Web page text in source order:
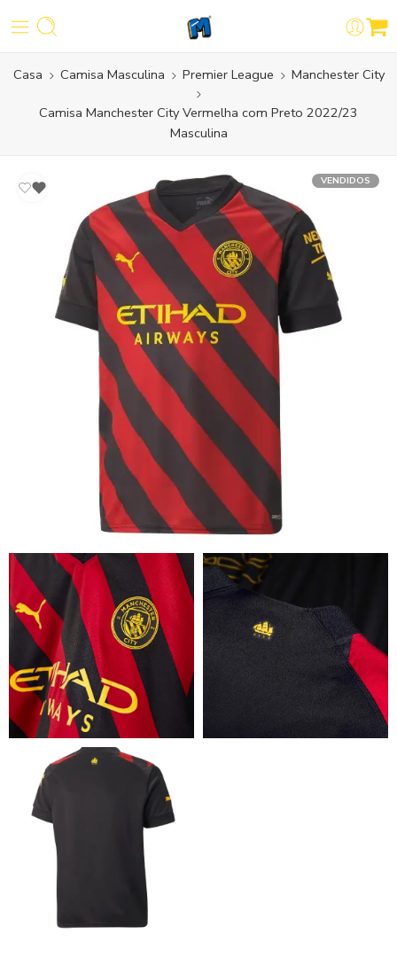
Casa Camisa Masculina Premier League Manchester City
Camisa Manchester City Vermelha com Preto 2022/23
Masculina
VENDIDOS